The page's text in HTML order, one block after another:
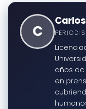
C
años
en